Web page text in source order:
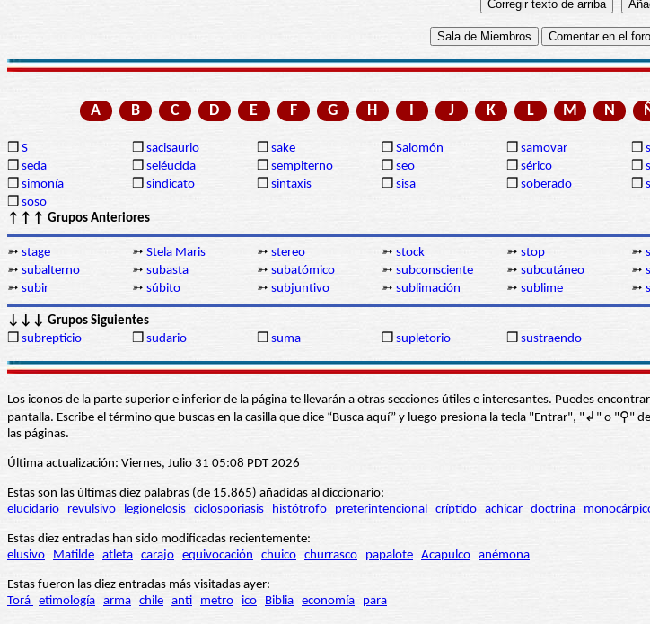
A B C D E F G H I J K L M N
❒ S ❒ sacisaurio ❒ sake ❒ Salomón ❒ samovar ❒
❒ seda ❒ seléucida ❒ sempiterno ❒ seo ❒ sérico ❒
❒ simonía ❒ sindicato ❒ sintaxis ❒ sisa ❒ soberado ❒
❒ soso
↑↑↑ Grupos Anteriores
➳ stage ➳ Stela Maris ➳ stereo ➳ stock ➳ stop ➳
➳ subalterno ➳ subasta ➳ subatómico ➳ subconsciente ➳ subcutáneo ➳
➳ subir ➳ súbito ➳ subjuntivo ➳ sublimación ➳ sublime ➳
↓↓↓ Grupos Siguientes
❒ subrepticio ❒ sudario ❒ suma ❒ supletorio ❒ sustraendo
Los iconos de la parte superior e inferior de la página te llevarán a otras secciones útiles e interesantes. Puedes
pantalla. Escribe el término que buscas en la casilla que dice “Busca aquí” y luego presiona la tecla "Entrar", "↲" o
las páginas.
Última actualización: Viernes, Julio 31 05:08 PDT 2026
Estas son las últimas diez palabras (de 15.865) añadidas al diccionario:
elucidario
revulsivo legionelosis ciclosporiasis histótrofo preterintencional críptido achicar doctrina
Estas diez entradas han sido modificadas recientemente:
elusivo
Matilde atleta carajo equivocación chuico churrasco papalote Acapulco anémona
Estas fueron las diez entradas más visitadas ayer:
Torá etimología arma chile anti metro ico Biblia economía para